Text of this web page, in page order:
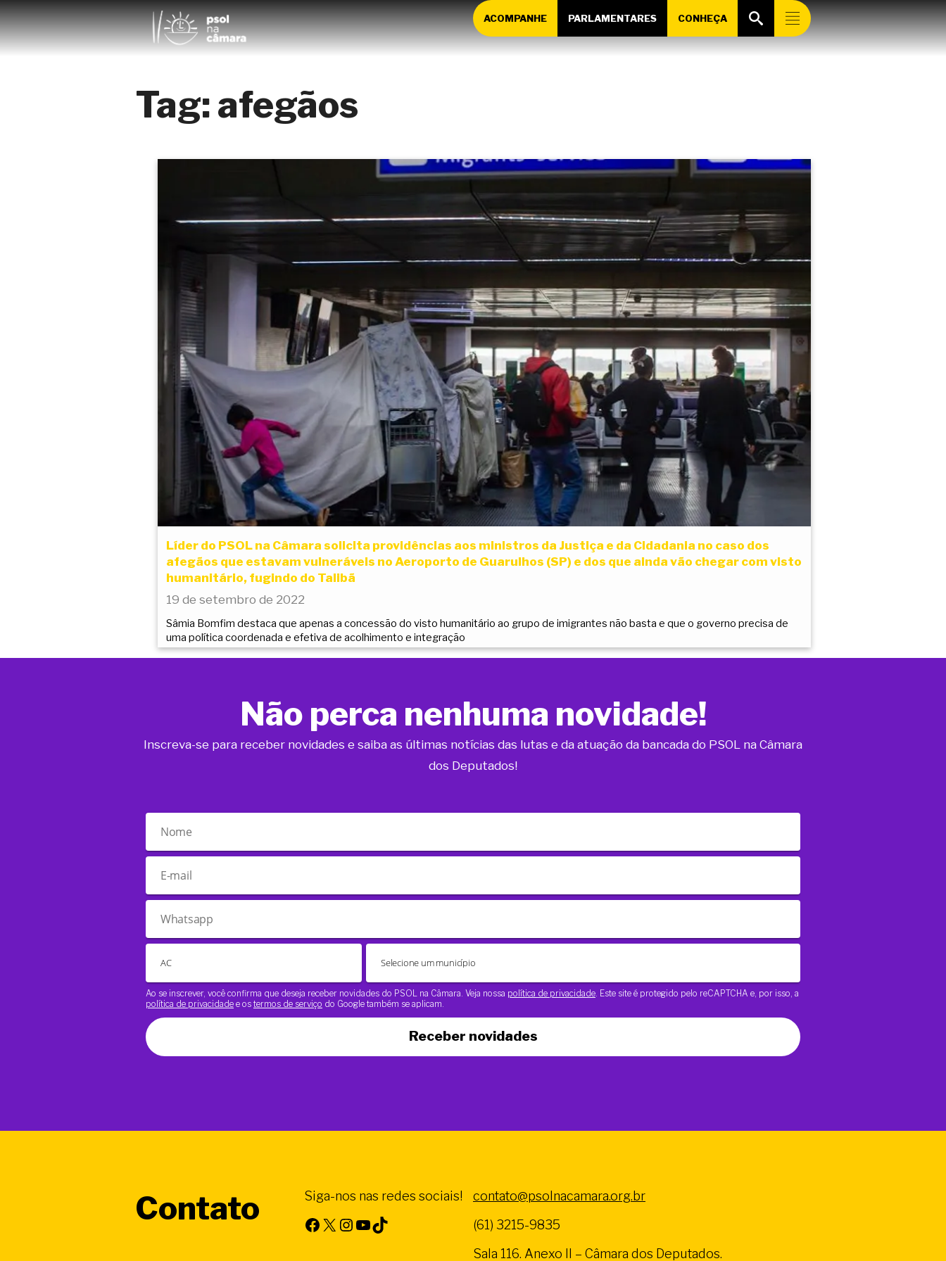
ACOMPANHE PARLAMENTARES CONHEÇA
Tag:afegãos
Líder do PSOL na Câmara solicita providências aos ministros da Justiça e da Cidadania no caso dos
afegãos que estavam vulneráveis no Aeroporto de Guarulhos (SP) e dos que ainda vão chegar com visto
humanitário, fugindo do Talibã
19 de setembro de 2022
Sâmia Bomfim destaca que apenas a concessão do visto humanitário ao grupo de imigrantes não basta e que o governo precisa de
uma política coordenada e efetiva de acolhimento e integração
Não perca nenhuma novidade!
Inscreva-se para receber novidades e saiba as últimas notícias das lutas e da atuação da bancada do PSOL na Câmara
dos Deputados!
Ao se inscrever, você confirma que deseja receber novidades do PSOL na Câmara. Veja nossa política de privacidade . Este site é protegido pelo reCAPTCHA e, por isso, a
política de privacidade e os termos de serviço do Google também se aplicam.
Receber novidades
Contato Siga-nos nas redes sociais!
Facebook X Instagram Youtube TikTok
contato@psolnacamara.org.br
(61) 3215-9835
Sala 116. Anexo II – Câmara dos Deputados.